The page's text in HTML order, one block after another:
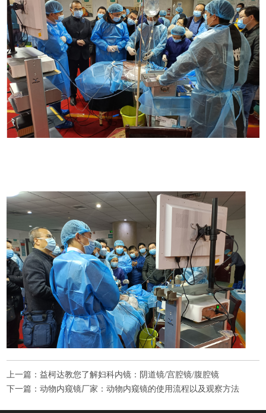
上一篇：益柯达教您了解妇科内镜：阴道镜/宫腔镜/腹腔镜
下一篇：动物内窥镜厂家：动物内窥镜的使用流程以及观察方法